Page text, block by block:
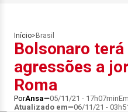
Início> Brasil
Bolsonaro
agressões a
Roma
PorAnsa 05/11/21 - 17h07minEm
Atualizado em
06/11/21 -